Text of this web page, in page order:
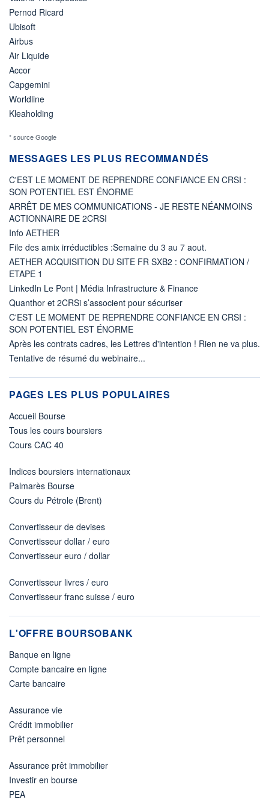
Pernod Ricard
Ubisoft
Airbus
Air Liquide
Accor
Capgemini
Worldline
Kleaholding
* source Google
MESSAGES LES PLUS RECOMMANDÉS
C'EST LE MOMENT DE REPRENDRE CONFIANCE EN CRSI :
SON POTENTIEL EST ÉNORME
ARRÊT DE MES COMMUNICATIONS - JE RESTE NÉANMOINS
ACTIONNAIRE DE 2CRSI
Info AETHER
File des amix irréductibles :Semaine du 3 au 7 aout.
AETHER ACQUISITION DU SITE FR SXB2 : CONFIRMATION /
ETAPE 1
LinkedIn Le Pont | Média Infrastructure & Finance
Quanthor et 2CRSi s’associent pour sécuriser
C'EST LE MOMENT DE REPRENDRE CONFIANCE EN CRSI :
SON POTENTIEL EST ÉNORME
Après les contrats cadres, les Lettres d'intention ! Rien ne va plus.
Tentative de résumé du webinaire...
PAGES LES PLUS POPULAIRES
Accueil Bourse
Tous les cours boursiers
Cours CAC 40
Indices boursiers internationaux
Palmarès Bourse
Cours du Pétrole (Brent)
Convertisseur de devises
Convertisseur dollar / euro
Convertisseur euro / dollar
Convertisseur livres / euro
Convertisseur franc suisse / euro
L'OFFRE BOURSOBANK
Banque en ligne
Compte bancaire en ligne
Carte bancaire
Assurance vie
Crédit immobilier
Prêt personnel
Assurance prêt immobilier
Investir en bourse
PEA